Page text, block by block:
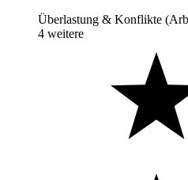
Überlastung & Konflikte
4 weitere